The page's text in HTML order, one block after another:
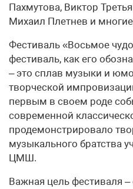
Пахмутова, Виктор
Михаил Плетнев и многие
Фестиваль «Восьмое
фестиваль, как его
– это сплав музыки и
творческой
первым в своем роде
современной
продемонстрировало
музыкального братства
ЦМШ.
Важная цель фестиваля